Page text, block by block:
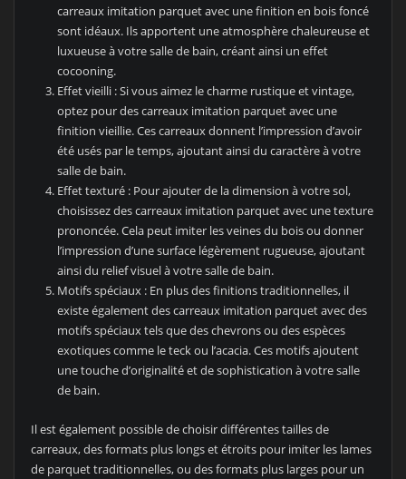
carreaux imitation parquet avec une finition en bois foncé
sont idéaux. Ils apportent une atmosphère chaleureuse et
luxueuse à votre salle de bain, créant ainsi un effet
cocooning.
Effet vieilli : Si vous aimez le charme rustique et vintage,
optez pour des carreaux imitation parquet avec une
finition vieillie. Ces carreaux donnent l’impression d’avoir
été usés par le temps, ajoutant ainsi du caractère à votre
salle de bain.
Effet texturé : Pour ajouter de la dimension à votre sol,
choisissez des carreaux imitation parquet avec une texture
prononcée. Cela peut imiter les veines du bois ou donner
l’impression d’une surface légèrement rugueuse, ajoutant
ainsi du relief visuel à votre salle de bain.
Motifs spéciaux : En plus des finitions traditionnelles, il
existe également des carreaux imitation parquet avec des
motifs spéciaux tels que des chevrons ou des espèces
exotiques comme le teck ou l’acacia. Ces motifs ajoutent
une touche d’originalité et de sophistication à votre salle
de bain.
Il est également possible de choisir différentes tailles de
carreaux, des formats plus longs et étroits pour imiter les lames
de parquet traditionnelles, ou des formats plus larges pour un